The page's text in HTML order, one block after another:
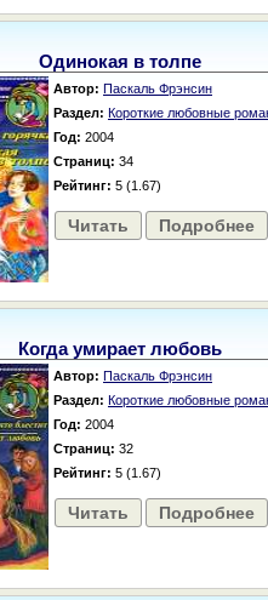
Одинокая в толпе
Автор: Паскаль Фрэнсин
Раздел: Короткие любовные
Год: 2004
Страниц: 34
Рейтинг: 5 (1.67)
Читать Подробнее
Когда умирает любовь
Автор: Паскаль Фрэнсин
Раздел: Короткие любовные
Год: 2004
Страниц: 32
Рейтинг: 5 (1.67)
Читать Подробнее